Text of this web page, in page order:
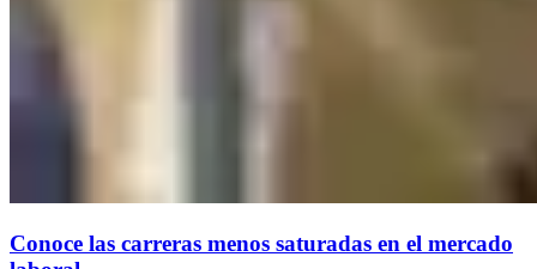
Conoce las carreras menos saturadas en el mercado